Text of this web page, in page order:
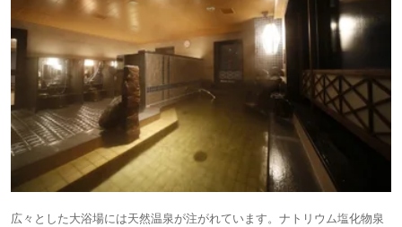
広々とした大浴場には天然温泉が注がれています。ナトリウム塩化物泉